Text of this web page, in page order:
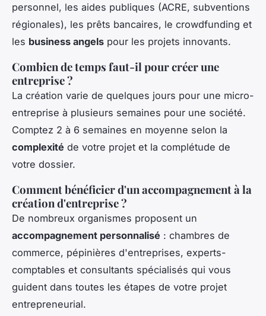
personnel, les aides publiques (ACRE, subventions
régionales), les prêts bancaires, le crowdfunding et
les business angels pour les projets innovants.
Combien de temps faut-il pour créer une
entreprise ?
La création varie de quelques jours pour une micro-
entreprise à plusieurs semaines pour une société.
Comptez 2 à 6 semaines en moyenne selon la
complexité de votre projet et la complétude de
votre dossier.
Comment bénéficier d'un accompagnement à la
création d'entreprise ?
De nombreux organismes proposent un
accompagnement personnalisé : chambres de
commerce, pépinières d'entreprises, experts-
comptables et consultants spécialisés qui vous
guident dans toutes les étapes de votre projet
entrepreneurial.